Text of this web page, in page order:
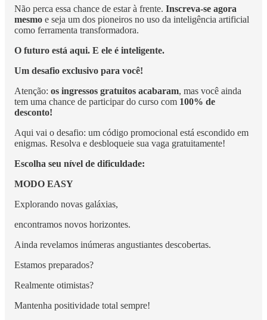
Não perca essa chance de estar à frente. Inscreva-se agora
mesmo e seja um dos pioneiros no uso da inteligência artificial
como ferramenta transformadora.
O futuro está aqui. E ele é inteligente.
Um desafio exclusivo para você!
Atenção: os ingressos gratuitos acabaram, mas você ainda
tem uma chance de participar do curso com 100% de
desconto!
Aqui vai o desafio: um código promocional está escondido em
enigmas. Resolva e desbloqueie sua vaga gratuitamente!
Escolha seu nível de dificuldade:
MODO EASY
Explorando novas galáxias,
encontramos novos horizontes.
Ainda revelamos inúmeras angustiantes descobertas.
Estamos preparados?
Realmente otimistas?
Mantenha positividade total sempre!